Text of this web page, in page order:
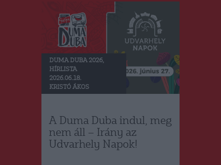
DUMA DUBA 2026,
HÍRLISTA
2026.06.18.
KRISTÓ ÁKOS
A Duma Duba indul, meg
nem áll – Irány az
Udvarhely Napok!